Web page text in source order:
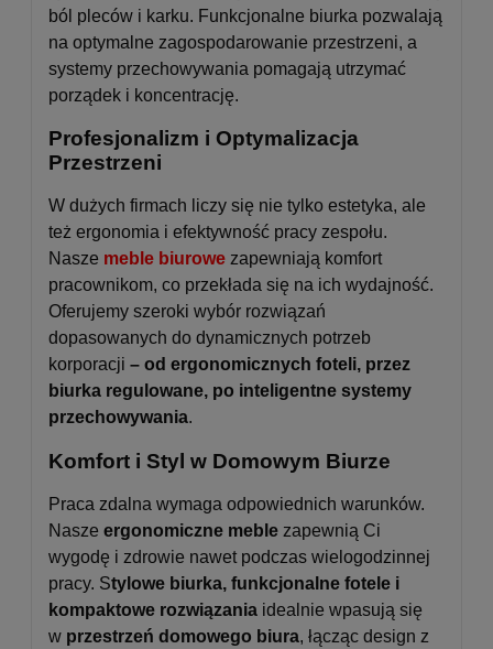
ból pleców i karku. Funkcjonalne biurka pozwalają
na optymalne zagospodarowanie przestrzeni, a
systemy przechowywania pomagają utrzymać
porządek i koncentrację.
Profesjonalizm i Optymalizacja
Przestrzeni
W dużych firmach liczy się nie tylko estetyka, ale
też ergonomia i efektywność pracy zespołu.
Nasze meble biurowe zapewniają komfort
pracownikom, co przekłada się na ich wydajność.
Oferujemy szeroki wybór rozwiązań
dopasowanych do dynamicznych potrzeb
korporacji – od ergonomicznych foteli, przez
biurka regulowane, po inteligentne systemy
przechowywania.
Komfort i Styl w Domowym Biurze
Praca zdalna wymaga odpowiednich warunków.
Nasze ergonomiczne meble zapewnią Ci
wygodę i zdrowie nawet podczas wielogodzinnej
pracy. Stylowe biurka, funkcjonalne fotele i
kompaktowe rozwiązania idealnie wpasują się
w przestrzeń domowego biura, łącząc design z